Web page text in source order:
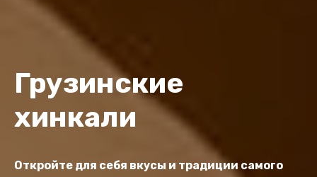
Грузинские
хинкали
Откройте для себя вкусы и традиции самого